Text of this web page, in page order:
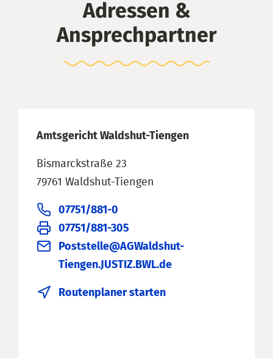
Adressen &
Ansprechpartner
Amtsgericht Waldshut-Tiengen
Bismarckstraße 23
79761 Waldshut-Tiengen
07751/881-0
07751/881-305
Poststelle@AGWaldshut-
Tiengen.JUSTIZ.BWL.de
Routenplaner starten